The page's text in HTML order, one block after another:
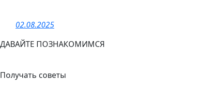
02.08.2025
ДАВАЙТЕ ПОЗНАКОМИМСЯ
Получать советы